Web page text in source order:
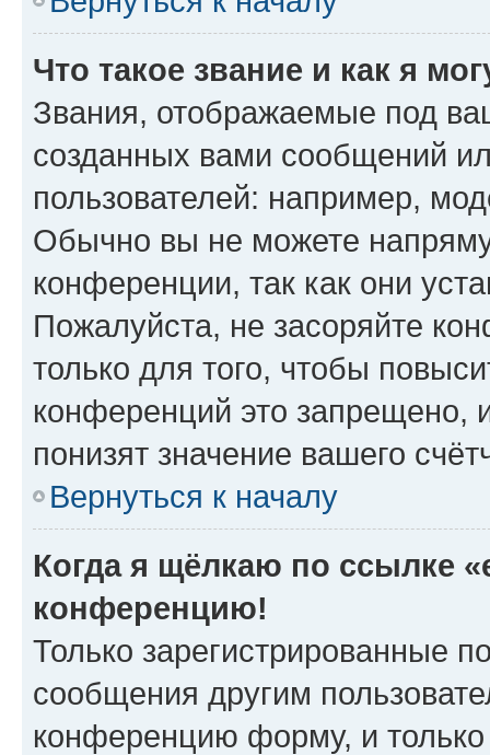
Что такое звание и как я
Звания, отображаемые под
созданных вами сообщений
пользователей: например,
Обычно вы не можете
конференции, так как они
Пожалуйста, не засоряйте
только для того, чтобы
конференций это запрещено,
понизят значение вашего
Вернуться к началу
Когда я щёлкаю по ссылке
конференцию!
Только зарегистрированные
сообщения другим
конференцию форму, и